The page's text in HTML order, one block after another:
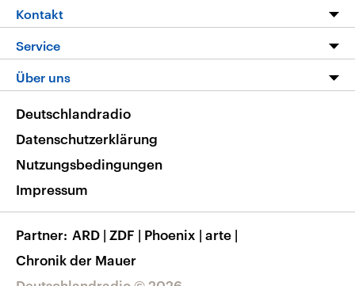
Die Nachrichten
Nachrichtenleicht
Neue Beiträge auf dlf.de
Livestream
Podcasts
Deutschlandfunk App
Nachrichten App
Frequenzen
Kontakt
Hörerservice
Service
FAQ
Veranstaltungen
Musikliste
RSS
Über uns
Barrierefreiheit
Deutschlandradio
Datenschutzerklärung
Nutzungsbedingungen
Impressum
Partner ARD | ZDF | Phoenix | arte |
Chronik der Mauer